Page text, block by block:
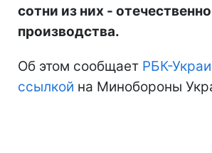
сотни из них -
производства.
Об этом сообщает РБК-
ссылкой на Минобороны